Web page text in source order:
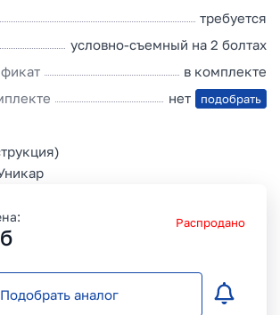
требуется
условно-съемный на 2 болтах
в комплекте
нет подобрать
Распродано
Подобрать аналог